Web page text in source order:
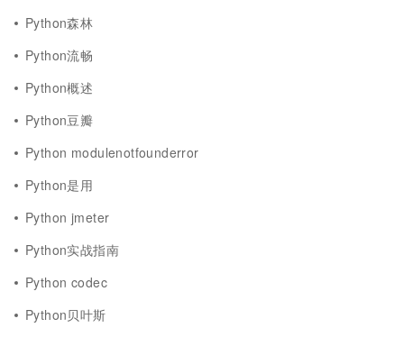
Python森林
Python流畅
Python概述
Python豆瓣
Python modulenotfounderror
Python是用
Python jmeter
Python实战指南
Python codec
Python贝叶斯